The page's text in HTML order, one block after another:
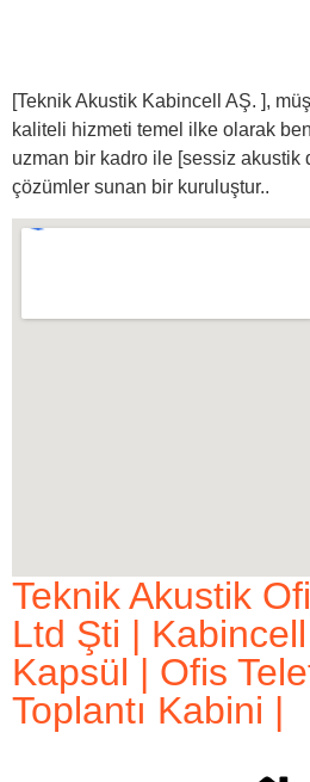
[Teknik Akustik Kabincell AŞ. ],
kaliteli hizmeti temel ilke olarak
uzman bir kadro ile [sessiz akustik
çözümler sunan bir kuruluştur..
Teknik Akustik
Ltd Şti |
Kapsül | Ofis
Toplantı Kabini |